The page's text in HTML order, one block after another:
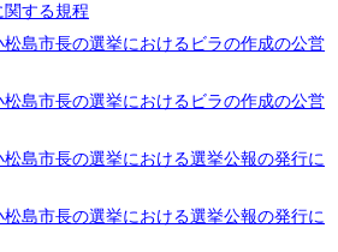
する規程
島市長の選挙におけるビラの作成の公営
島市長の選挙におけるビラの作成の公営
島市長の選挙における選挙公報の発行に
島市長の選挙における選挙公報の発行に